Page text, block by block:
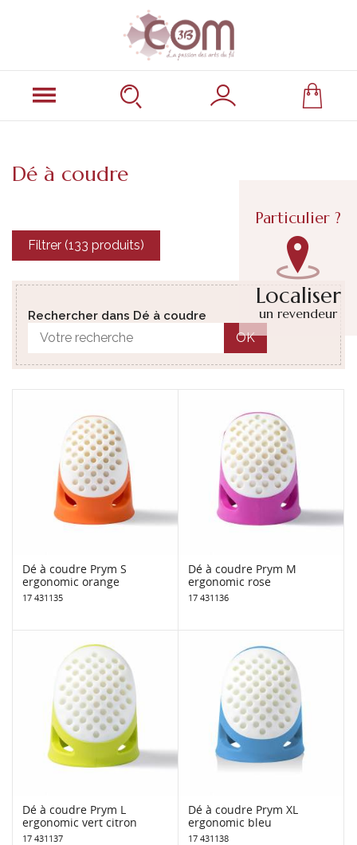
Particulier ?
Localiser
un revendeur
Dé à coudre
Filtrer (133 produits)
Rechercher dans Dé à coudre
OK
Dé à coudre Prym S
ergonomic orange
17 431135
Dé à coudre Prym M
ergonomic rose
17 431136
Dé à coudre Prym L
ergonomic vert citron
17 431137
Dé à coudre Prym XL
ergonomic bleu
17 431138